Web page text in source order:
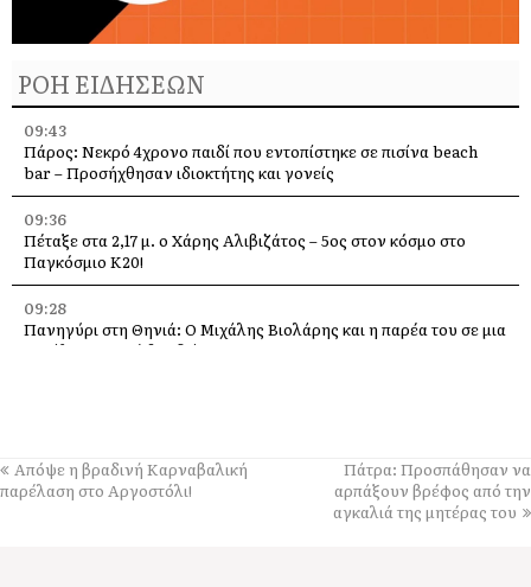
ΡΟΗ ΕΙΔΗΣΕΩΝ
09:43
Πάρος: Νεκρό 4χρονο παιδί που εντοπίστηκε σε πισίνα beach
bar – Προσήχθησαν ιδιοκτήτης και γονείς
09:36
Πέταξε στα 2,17 μ. ο Χάρης Αλιβιζάτος – 5ος στον κόσμο στο
Παγκόσμιο Κ20!
09:28
Πανηγύρι στη Θηνιά: Ο Μιχάλης Βιολάρης και η παρέα του σε μια
μεγάλη μουσική βραδιά
09:21
ΑΕΚ Κεφαλονιάς: Ξεκίνησαν οι εγγραφές στις Ακαδημίες – Η
νέα γενιά του ποδοσφαίρου μπαίνει στο γήπεδο
Απόψε η βραδινή Καρναβαλική
παρέλαση στο Αργοστόλι!
Πάτρα: Προσπάθησαν να
αρπάξουν βρέφος από την
αγκαλιά της μητέρας του